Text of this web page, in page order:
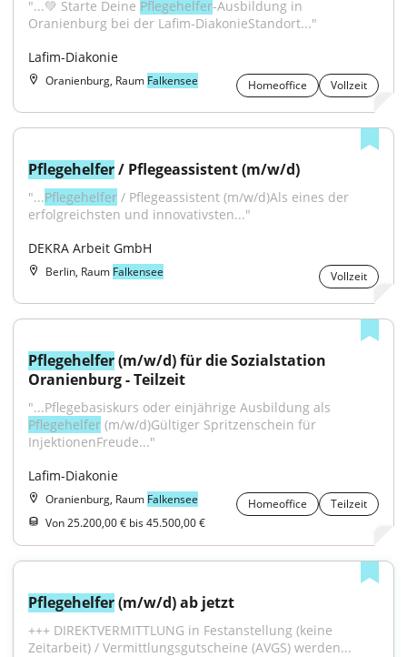
"...💚 Starte Deine Pflegehelfer-Ausbildung in
Oranienburg bei der Lafim-DiakonieStandort..."
Lafim-Diakonie
Oranienburg, Raum Falkensee Homeoffice Vollzeit
Pflegehelfer / Pflegeassistent (m/w/d)
"...Pflegehelfer / Pflegeassistent (m/w/d)Als eines der
erfolgreichsten und innovativsten..."
DEKRA Arbeit GmbH
Berlin, Raum Falkensee Vollzeit
Pflegehelfer (m/w/d) für die Sozialstation
Oranienburg - Teilzeit
Pflegehelfer (m/w/d)Gültiger Spritzenschein für
InjektionenFreude..."
Lafim-Diakonie
Oranienburg, Raum Falkensee Homeoffice
Teilzeit
Von 25.200,00 € bis 45.500,00 €
Pflegehelfer (m/w/d) ab jetzt
+++ DIREKTVERMITTLUNG in Festanstellung (keine
Zeitarbeit) / Vermittlungsgutscheine (AVGS) werden...